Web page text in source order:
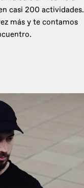
casi 200 actividades.
más y te contamos